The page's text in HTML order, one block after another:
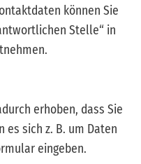
können Sie
Stelle“ in
erhoben, dass Sie
sich z. B. um Daten
eingeben.